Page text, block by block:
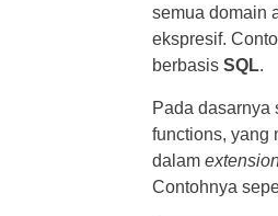
semua domain
ekspresif.
berbasis SQL.
Pada dasarnya
functions, yang
dalam
Contohnya